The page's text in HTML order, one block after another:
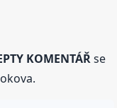
KOMENTÁŘse